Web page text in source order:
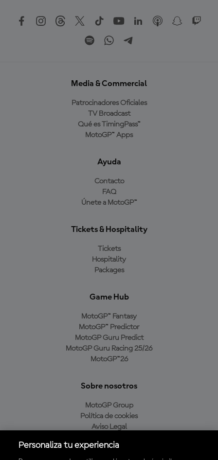
Media & Commercial
Patrocinadores Oficiales
TV Broadcast
Qué es TimingPass™
MotoGP™ Apps
Ayuda
Contacto
FAQ
Únete a MotoGP™
Tickets & Hospitality
Tickets
Hospitality
Packages
Game Hub
MotoGP™ Fantasy
MotoGP™ Predictor
MotoGP Guru Predict
MotoGP Guru Racing 25/26
MotoGP™26
Sobre nosotros
MotoGP Group
Política de cookies
Aviso Legal
Política de compra
Personaliza tu experiencia